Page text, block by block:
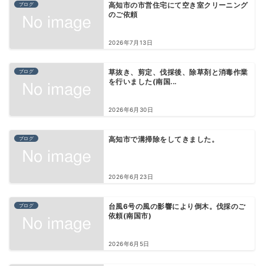
ブログ
高知市の市営住宅にて空き室クリーニング
のご依頼
2026年7月13日
ブログ
草抜き、剪定、伐採後、除草剤と消毒作業
を行いました(南国...
2026年6月30日
ブログ 高知市で溝掃除をしてきました。
2026年6月23日
ブログ
台風6号の風の影響により倒木。伐採のご
依頼(南国市)
2026年6月5日